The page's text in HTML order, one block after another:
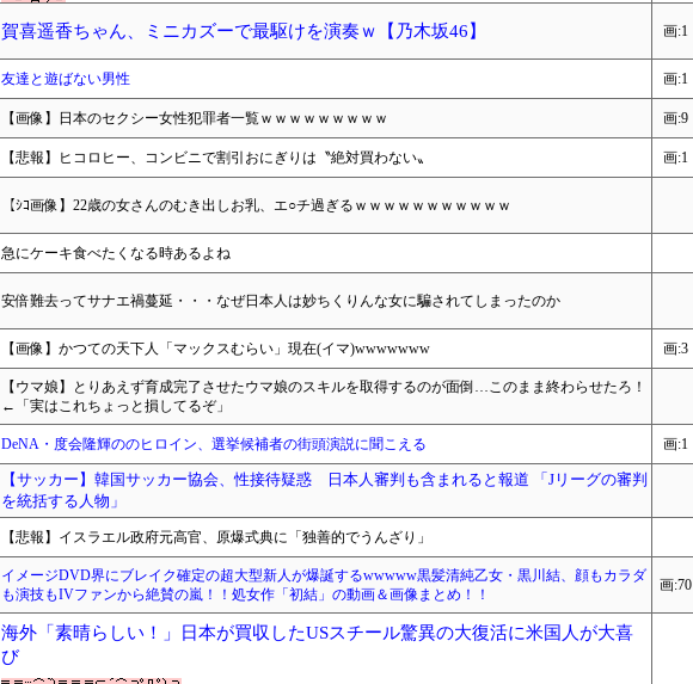
賀喜遥香ちゃん、ミニカズーで最駆けを演奏ｗ【乃木坂46】 画:1
友達と遊ばない男性 画:1
【画像】日本のセクシー女性犯罪者一覧ｗｗｗｗｗｗｗｗｗ 画:9
【悲報】ヒコロヒー、コンビニで割引おにぎりは〝絶対買わない〟 画:1
【ｼｺ画像】22歳の女さんのむき出しお乳、エ○チ過ぎるｗｗｗｗｗｗｗｗｗｗｗ
急にケーキ食べたくなる時あるよね
安倍難去ってサナエ禍蔓延・・・なぜ日本人は妙ちくりんな女に騙されてしまったのか
【画像】かつての天下人「マックスむらい」現在(イマ)wwwwwww 画:3
【ウマ娘】とりあえず育成完了させたウマ娘のスキルを取得するのが面倒…このまま終わらせたろ！
←「実はこれちょっと損してるぞ」
DeNA・度会隆輝ののヒロイン、選挙候補者の街頭演説に聞こえる 画:1
【サッカー】韓国サッカー協会、性接待疑惑 日本人審判も含まれると報道 「Jリーグの審判
を統括する人物」
【悲報】イスラエル政府元高官、原爆式典に「独善的でうんざり」
イメージDVD界にブレイク確定の超大型新人が爆誕するwwwww黒髪清純乙女・黒川結、顔もカラダ
も演技もIVファンから絶賛の嵐！！処女作「初結」の動画＆画像まとめ！！
画:70
海外「素晴らしい！」日本が買収したUSスチール驚異の大復活に米国人が大喜
び